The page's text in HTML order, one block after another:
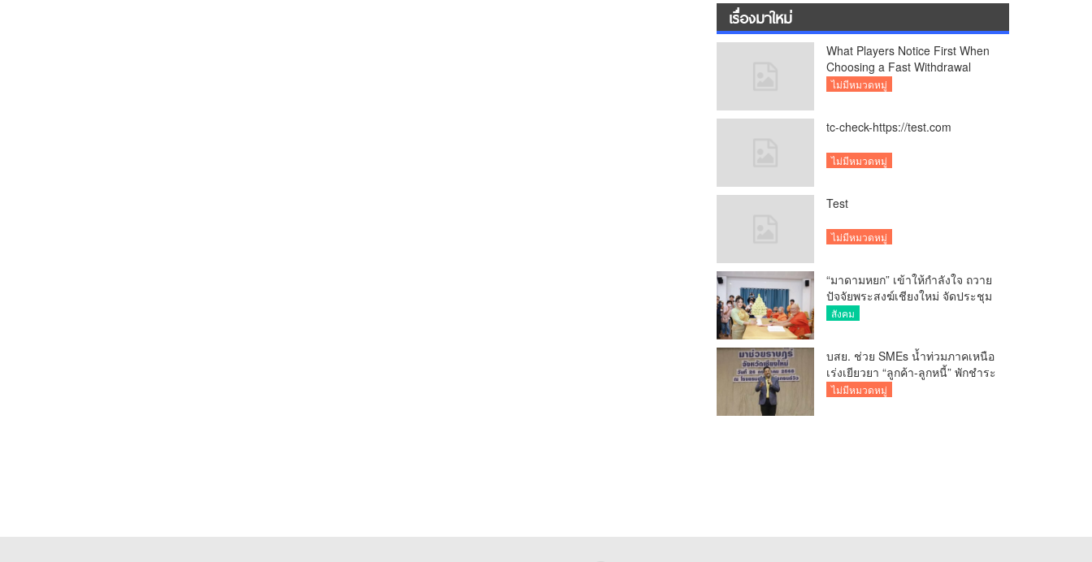
เรื่องมาใหม่
What Players Notice First When
Choosing a Fast Withdrawal
Casino UK
ไม่มีหมวดหมู่
tc-check-https://test.com
ไม่มีหมวดหมู่
Test
ไม่มีหมวดหมู่
“มาดามหยก” เข้าให้กำลังใจ ถวาย
ปัจจัยพระสงฆ์เชียงใหม่ จัดประชุม
ทำบัญชีรายรับรายจ่ายของวัด กว่า
สังคม
บสย. ช่วย SMEs น้ำท่วมภาคเหนือ
เร่งเยียวยา “ลูกค้า-ลูกหนี้” พักชำระ
ค่าธรรมเนียม-ค่างวด
ไม่มีหมวดหมู่